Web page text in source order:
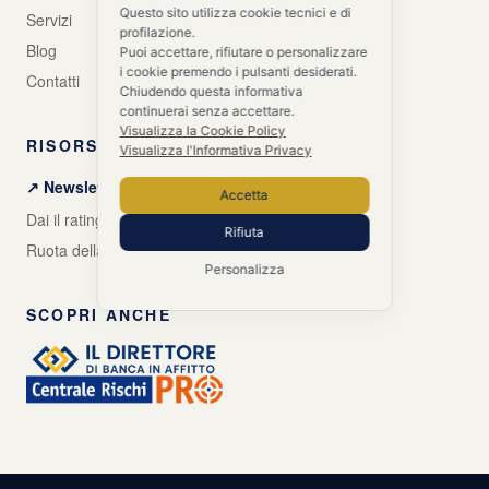
Servizi
Blog
Contatti
RISORSE GRATUITE
↗ Newsletter + Guida gratuita
Dai il rating alle tue banche
Ruota della Vita Aziendale
SCOPRI ANCHE
Questo sito utilizza cookie tecnici e di
profilazione.
Puoi accettare, rifiutare o personalizzare
i cookie premendo i pulsanti desiderati.
Chiudendo questa informativa
continuerai senza accettare.
Visualizza la Cookie Policy
Visualizza l'Informativa Privacy
Accetta
Rifiuta
Personalizza